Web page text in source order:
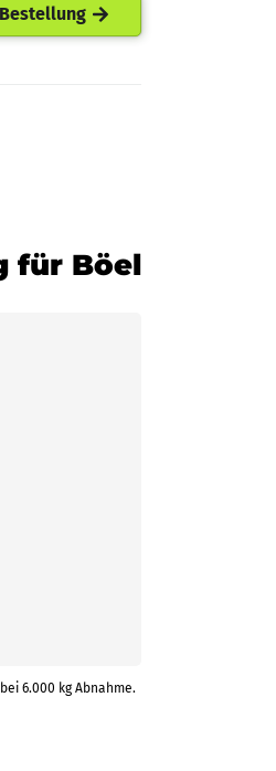
für Böel
6.000 kg Abnahme.